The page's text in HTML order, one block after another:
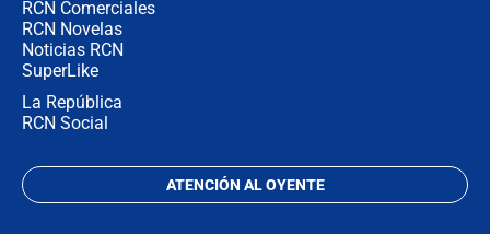
RCN Comerciales
RCN Novelas
Noticias RCN
SuperLike
La República
RCN Social
ATENCIÓN AL OYENTE